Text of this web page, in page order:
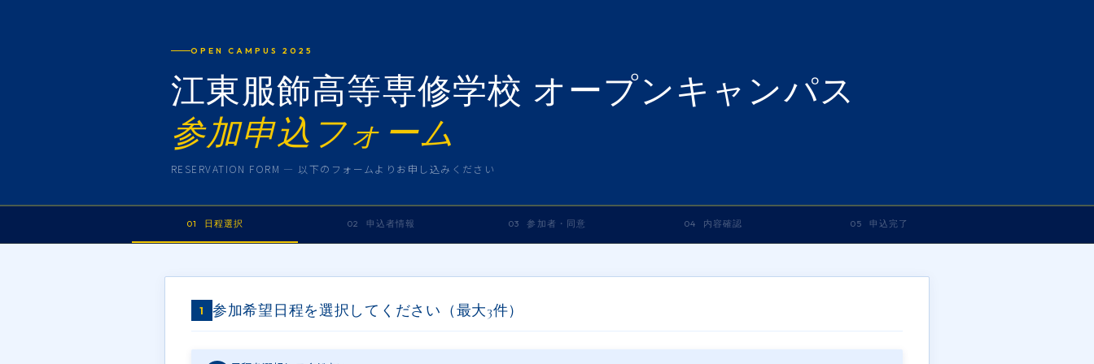
OPEN CAMPUS 2025
江東服飾高等専修学校 オープンキャンパス
参加申込フォーム
RESERVATION FORM — 以下のフォームよりお申し込みください
01 日程選択 02 申込者情報 03 参加者・同意 04 内容確認 05 申込完了
1 参加希望日程を選択してください（最大3件）